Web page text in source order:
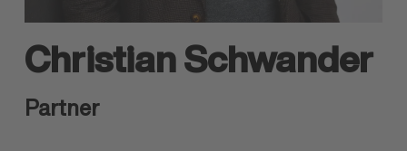
Christian Schwander
Partner